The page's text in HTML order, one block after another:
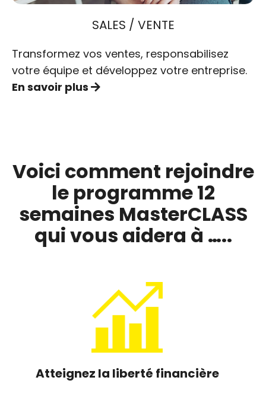
SALES / VENTE
Transformez vos ventes, responsabilisez
votre équipe et développez votre entreprise.
En savoir plus
Voici comment rejoindre
le programme 12
semaines MasterCLASS
qui vous aidera à …..
Atteignez la liberté financière